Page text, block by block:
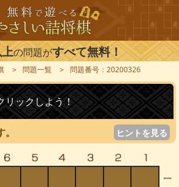
の問題がすべて無料！
問題一覧 問題番号：20200326
リックしよう！
ヒントを見る